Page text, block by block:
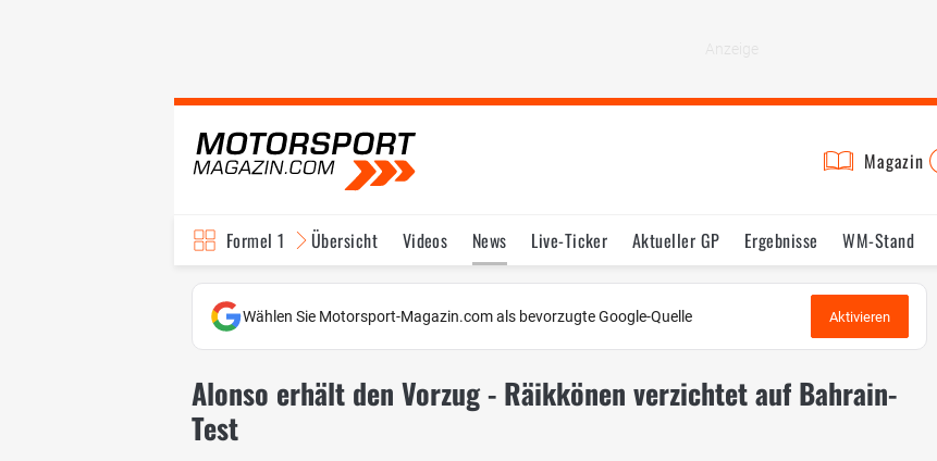
Magazin
Formel 1 Übersicht Videos News Live-Ticker Aktueller GP Ergebnisse WM-Stand
Fahrer & Teams
Bilder Termine Statistik Testfahrten Reglement Lexikon
Wählen Sie Motorsport-Magazin.com als bevorzugte Google-Quelle Aktivieren
Alonso erhält den Vorzug - Räikkönen verzichtet auf Bahrain-
Test